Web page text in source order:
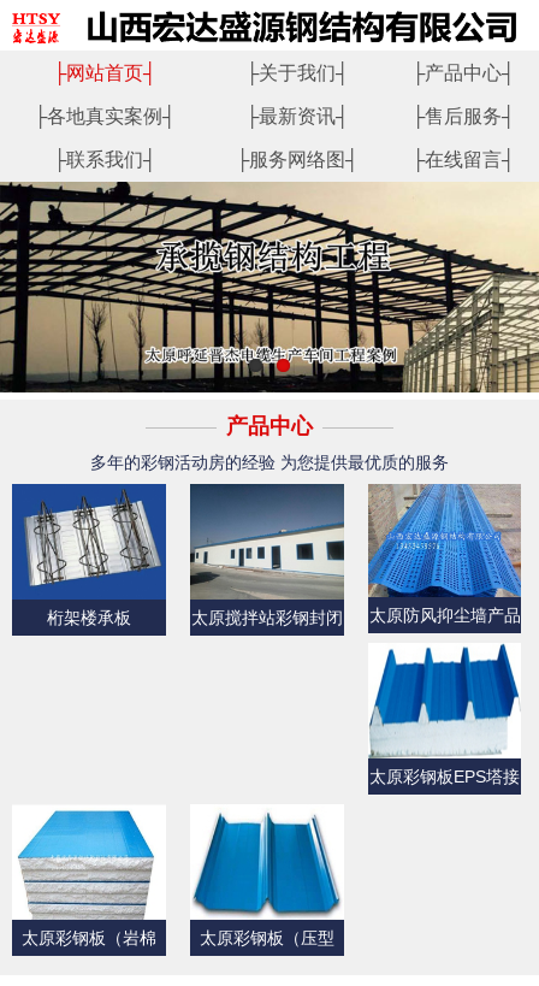
├网站首页┤ ├关于我们┤ ├产品中心┤
├各地真实案例┤ ├最新资讯┤ ├售后服务┤
├联系我们┤ ├服务网络图┤ ├在线留言┤
产品中心
多年的彩钢活动房的经验 为您提供最优质的服务
桁架楼承板
太原搅拌站彩钢封闭
太原防风抑尘墙产品
展示
太原彩钢板EPS塔接
太原彩钢板（岩棉
太原彩钢板（压型